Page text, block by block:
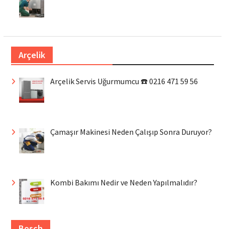
Arçelik
Arçelik Servis Uğurmumcu ☎️ 0216 471 59 56
Çamaşır Makinesi Neden Çalışıp Sonra Duruyor?
Kombi Bakımı Nedir ve Neden Yapılmalıdır?